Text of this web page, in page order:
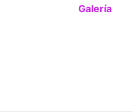
Galería